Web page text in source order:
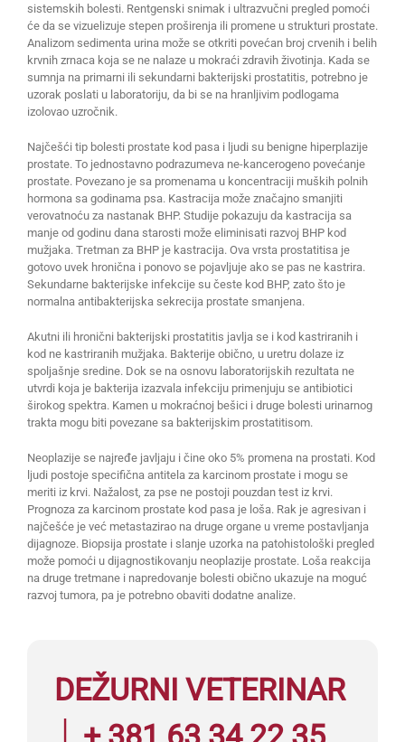
sistemskih bolesti. Rentgenski snimak i ultrazvučni pregled pomoći
će da se vizuelizuje stepen proširenja ili promene u strukturi prostate.
Analizom sedimenta urina može se otkriti povećan broj crvenih i belih
krvnih zrnaca koja se ne nalaze u mokraći zdravih životinja. Kada se
sumnja na primarni ili sekundarni bakterijski prostatitis, potrebno je
uzorak poslati u laboratoriju, da bi se na hranljivim podlogama
izolovao uzročnik.
Najčešći tip bolesti prostate kod pasa i ljudi su benigne hiperplazije
prostate. To jednostavno podrazumeva ne-kancerogeno povećanje
prostate. Povezano je sa promenama u koncentraciji muških polnih
hormona sa godinama psa. Kastracija može značajno smanjiti
verovatnoću za nastanak BHP. Studije pokazuju da kastracija sa
manje od godinu dana starosti može eliminisati razvoj BHP kod
mužjaka. Tretman za BHP je kastracija. Ova vrsta prostatitisa je
gotovo uvek hronična i ponovo se pojavljuje ako se pas ne kastrira.
Sekundarne bakterijske infekcije su česte kod BHP, zato što je
normalna antibakterijska sekrecija prostate smanjena.
Akutni ili hronični bakterijski prostatitis javlja se i kod kastriranih i
kod ne kastriranih mužjaka. Bakterije obično, u uretru dolaze iz
spoljašnje sredine. Dok se na osnovu laboratorijskih rezultata ne
utvrdi koja je bakterija izazvala infekciju primenjuju se antibiotici
širokog spektra. Kamen u mokraćnoj bešici i druge bolesti urinarnog
trakta mogu biti povezane sa bakterijskim prostatitisom.
Neoplazije se najređe javljaju i čine oko 5% promena na prostati. Kod
ljudi postoje specifična antitela za karcinom prostate i mogu se
meriti iz krvi. Nažalost, za pse ne postoji pouzdan test iz krvi.
Prognoza za karcinom prostate kod pasa je loša. Rak je agresivan i
najčešće je već metastazirao na druge organe u vreme postavljanja
dijagnoze. Biopsija prostate i slanje uzorka na patohistološki pregled
može pomoći u dijagnostikovanju neoplazije prostate. Loša reakcija
na druge tretmane i napredovanje bolesti obično ukazuje na moguć
razvoj tumora, pa je potrebno obaviti dodatne analize.
DEŽURNI VETERINAR